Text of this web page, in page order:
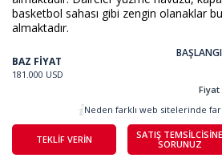
basketbol sahası gibi zengin olanaklar
almaktadır.
BAZ FİYAT
181.000 USD
TEKLİF VERİN
SATIŞ TEMSİLCİSİNE
SORUNUZ
Neden farklı web sitelerinde